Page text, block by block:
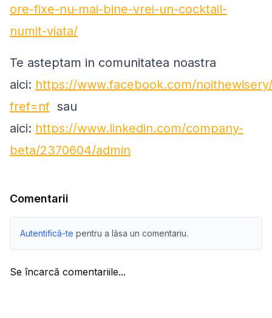
ore-fixe-nu-mai-bine-vrei-un-cocktail-
numit-viata/
Te asteptam in comunitatea noastra
aici: https://www.facebook.com/
fref=nf sau
aici: https://www.linkedin.com/company-
beta/2370604/admin
Comentarii
Autentifică-te pentru a lăsa un comentariu.
Se încarcă comentariile...